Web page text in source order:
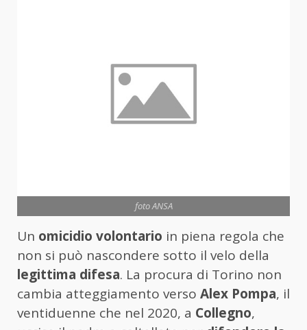
foto ANSA
Un omicidio volontario in piena regola che
non si può nascondere sotto il velo della
legittima difesa. La procura di Torino non
cambia atteggiamento verso Alex Pompa, il
ventiduenne che nel 2020, a Collegno,